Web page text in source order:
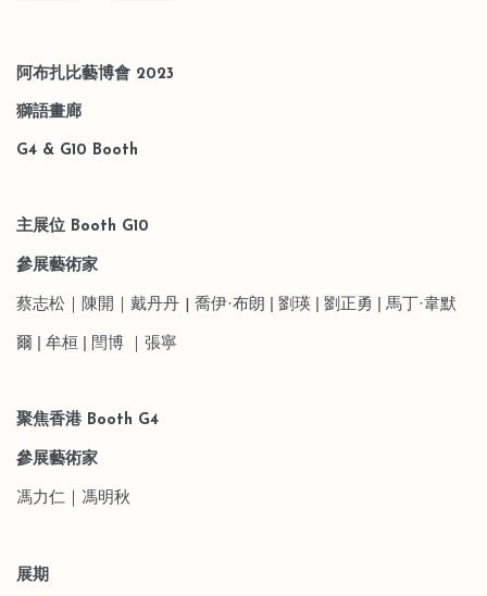
阿布扎比藝博會 2023
獅語畫廊
G4 & G10 Booth
主展位 Booth G10
參展藝術家
蔡志松｜陳開｜戴丹丹 喬伊·布朗 劉瑛 劉正勇 馬丁·韋默
爾 牟桓 閆博 ｜張寧
聚焦香港 Booth G4
參展藝術家
馮力仁｜馮明秋
展期